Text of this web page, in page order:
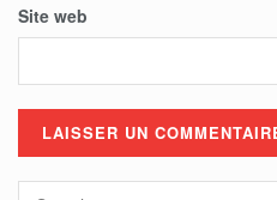
Site web